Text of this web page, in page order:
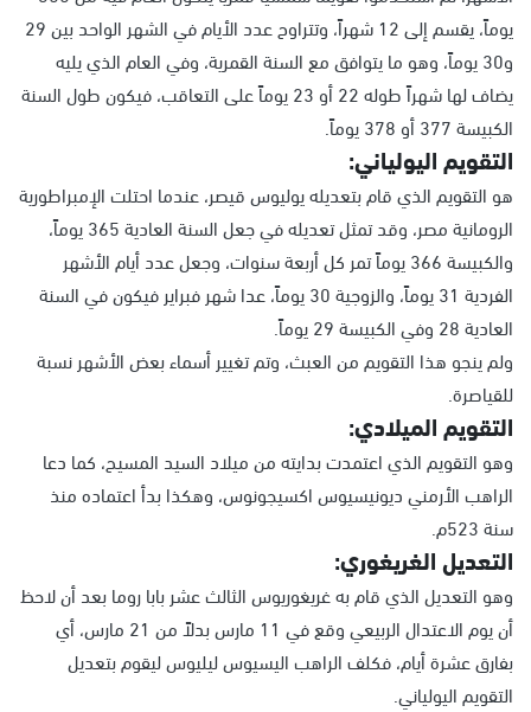
يوماً، يقسم إلى 12 شهراً، وتتراوح عدد الأيام في الشهر الواحد بين 29
و30 يوماً، وهو ما يتوافق مع السنة القمرية، وفي العام الذي يليه
يضاف لها شهراً طوله 22 أو 23 يوماً على التعاقب، فيكون طول السنة
الكبيسة 377 أو 378 يوماً.
التقويم اليولياني:
هو التقويم الذي قام بتعديله يوليوس قيصر، عندما احتلت الإمبراطورية
الرومانية مصر، وقد تمثل تعديله في جعل السنة العادية 365 يوماً،
والكبيسة 366 يوماً تمر كل أربعة سنوات، وجعل عدد أيام الأشهر
الفردية 31 يوماً، والزوجية 30 يوماً، عدا شهر فبراير فيكون في السنة
العادية 28 وفي الكبيسة 29 يوماً.
ولم ينجو هذا التقويم من العبث، وتم تغيير أسماء بعض الأشهر نسبة
للقياصرة.
التقويم الميلادي:
وهو التقويم الذي اعتمدت بدايته من ميلاد السيد المسيح، كما دعا
الراهب الأرمني ديونيسيوس اكسيجونوس، وهكذا بدأ اعتماده منذ
سنة 523م.
التعديل الغريغوري:
وهو التعديل الذي قام به غريغوريوس الثالث عشر بابا روما بعد أن لاحظ
أن يوم الاعتدال الربيعي وقع في 11 مارس بدلاً من 21 مارس، أي
بفارق عشرة أيام، فكلف الراهب اليسيوس ليليوس ليقوم بتعديل
التقويم اليولياني.